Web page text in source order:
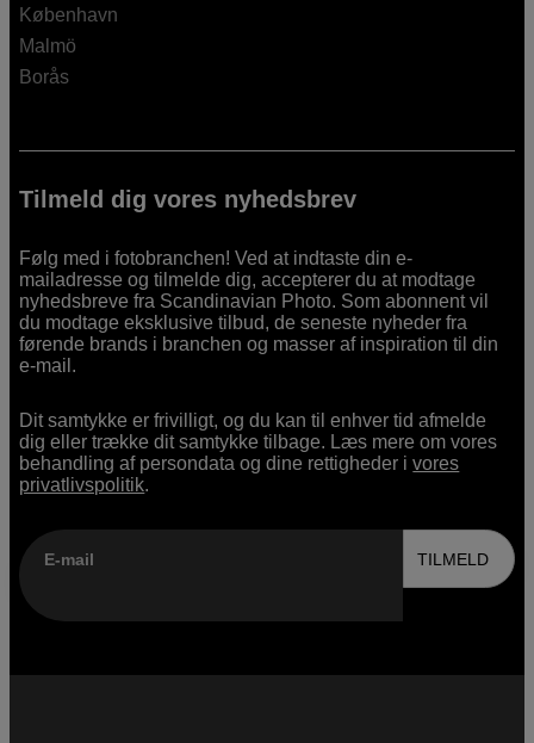
København
Malmö
Borås
Tilmeld dig vores nyhedsbrev
Følg med i fotobranchen! Ved at indtaste din e-
mailadresse og tilmelde dig, accepterer du at modtage
nyhedsbreve fra Scandinavian Photo. Som abonnent vil
du modtage eksklusive tilbud, de seneste nyheder fra
førende brands i branchen og masser af inspiration til din
e-mail.
Dit samtykke er frivilligt, og du kan til enhver tid afmelde
dig eller trække dit samtykke tilbage. Læs mere om vores
behandling af persondata og dine rettigheder ivores
privatlivspolitik.
E-mail TILMELD